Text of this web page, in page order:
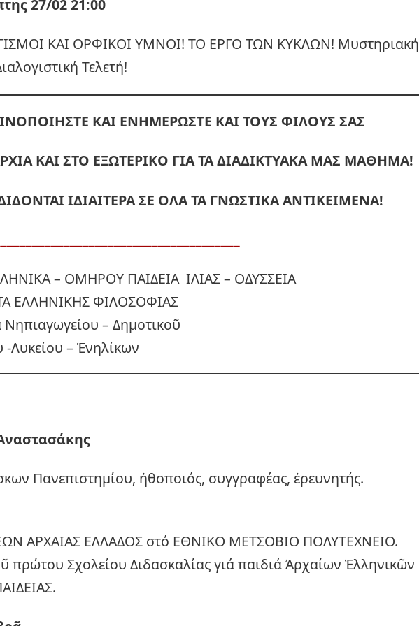
27/02 21:00
ΚΑΙ ΟΡΦΙΚΟΙ ΥΜΝΟΙ! ΤΟ ΕΡΓΟ ΤΩΝ ΚΥΚΛΩΝ! Μυστηριακή
Τελετή!
ΚΑΙ ΕΝΗΜΕΡΩΣΤΕ ΚΑΙ ΤΟΥΣ ΦΙΛΟΥΣ ΣΑΣ
ΚΑΙ ΣΤΟ ΕΞΩΤΕΡΙΚΟ ΓΙΑ ΤΑ ΔΙΑΔΙΚΤΥΑΚΑ ΜΑΣ ΜΑΘΗΜΑ!
ΙΔΙΑΙΤΕΡΑ ΣΕ ΟΛΑ ΤΑ ΓΝΩΣΤΙΚΑ ΑΝΤΙΚΕΙΜΕΝΑ!
– ΟΜΗΡΟΥ ΠΑΙΔΕΙΑ ΙΛΙΑΣ – ΟΔΥΣΣΕΙΑ
ΕΛΛΗΝΙΚΗΣ ΦΙΛΟΣΟΦΙΑΣ
Νηπιαγωγείου – Δημοτικοῦ
-Λυκείου – Ἐνηλίκων
Πανεπιστημίου, ἠθοποιός, συγγραφέας, ἐρευνητής.
ΑΡΧΑΙΑΣ ΕΛΛΑΔΟΣ στό ΕΘΝΙΚΟ ΜΕΤΣΟΒΙΟ ΠΟΛΥΤΕΧΝΕΙΟ.
πρώτου Σχολείου Διδασκαλίας γιά παιδιά Ἀρχαίων Ἑλληνικῶν